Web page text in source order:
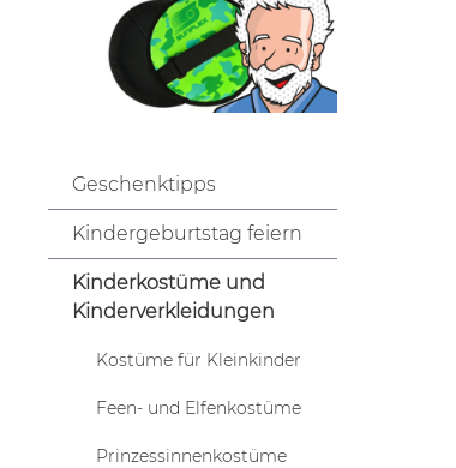
Geschenktipps
Kindergeburtstag feiern
Kinderkostüme und
Kinderverkleidungen
Kostüme für Kleinkinder
Feen- und Elfenkostüme
Prinzessinnenkostüme